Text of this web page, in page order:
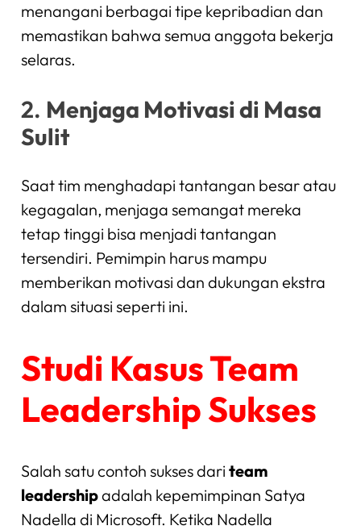
menangani berbagai tipe kepribadian dan
memastikan bahwa semua anggota bekerja
selaras.
2. Menjaga Motivasi di Masa
Sulit
Saat tim menghadapi tantangan besar atau
kegagalan, menjaga semangat mereka
tetap tinggi bisa menjadi tantangan
tersendiri. Pemimpin harus mampu
memberikan motivasi dan dukungan ekstra
dalam situasi seperti ini.
Studi Kasus Team
Leadership Sukses
Salah satu contoh sukses dari team
leadershipadalah kepemimpinan Satya
Nadella di Microsoft. Ketika Nadella